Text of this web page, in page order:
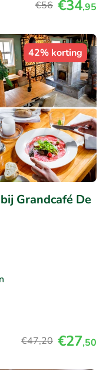
€56 €34,95
42% korting
Grandcafé De
€47,20 €27,50